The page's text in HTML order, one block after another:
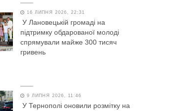
16 ЛИПНЯ 2026, 22:31
У Лановецькій громаді на
підтримку обдарованої молоді
спрямували майже 300 тисяч
гривень
9 ЛИПНЯ 2026, 11:46
У Тернополі оновили розмітку на